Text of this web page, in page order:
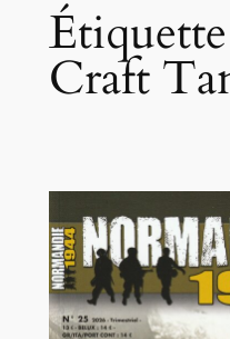
Craft